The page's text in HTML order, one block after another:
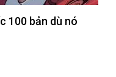
100 bản dù nó